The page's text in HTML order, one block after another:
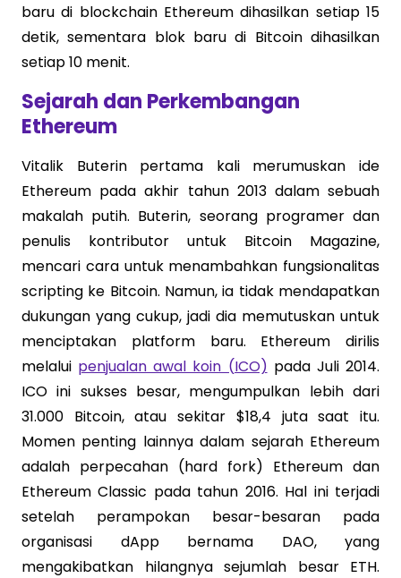
baru di blockchain Ethereum dihasilkan setiap 15
detik, sementara blok baru di Bitcoin dihasilkan
setiap 10 menit.
Sejarah dan Perkembangan
Ethereum
Vitalik Buterin pertama kali merumuskan ide
Ethereum pada akhir tahun 2013 dalam sebuah
makalah putih. Buterin, seorang programer dan
penulis kontributor untuk Bitcoin Magazine,
mencari cara untuk menambahkan fungsionalitas
scripting ke Bitcoin. Namun, ia tidak mendapatkan
dukungan yang cukup, jadi dia memutuskan untuk
menciptakan platform baru. Ethereum dirilis
melalui penjualan awal koin (ICO) pada Juli 2014.
ICO ini sukses besar, mengumpulkan lebih dari
31.000 Bitcoin, atau sekitar $18,4 juta saat itu.
Momen penting lainnya dalam sejarah Ethereum
adalah perpecahan (hard fork) Ethereum dan
Ethereum Classic pada tahun 2016. Hal ini terjadi
setelah perampokan besar-besaran pada
organisasi dApp bernama DAO, yang
mengakibatkan hilangnya sejumlah besar ETH.